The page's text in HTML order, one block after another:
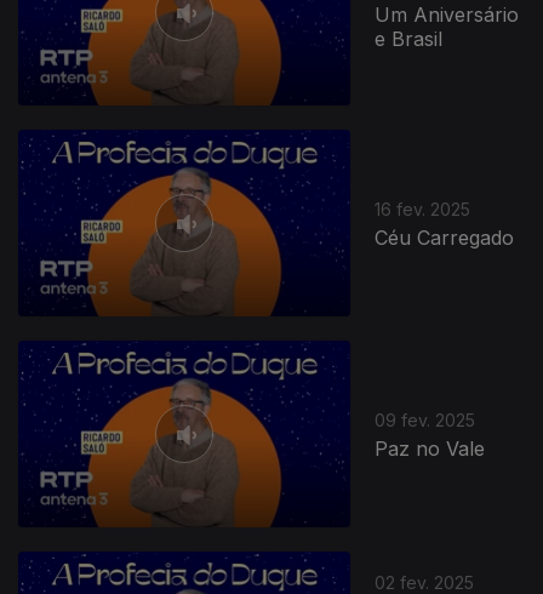
Um Aniversário
e Brasil
16 fev. 2025
Céu Carregado
09 fev. 2025
Paz no Vale
02 fev. 2025